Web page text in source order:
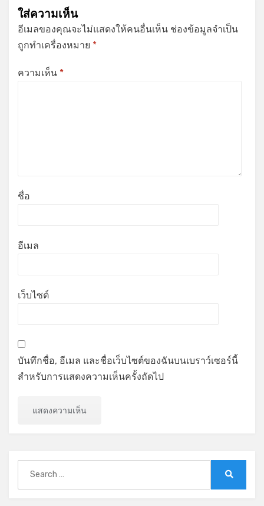
ใส่ความเห็น
อีเมลของคุณจะไม่แสดงให้คนอื่นเห็น ช่องข้อมูลจำเป็น
ถูกทำเครื่องหมาย *
ความเห็น *
ชื่อ
อีเมล
เว็บไซต์
บันทึกชื่อ, อีเมล และชื่อเว็บไซต์ของฉันบนเบราว์เซอร์นี้
สำหรับการแสดงความเห็นครั้งถัดไป
for: